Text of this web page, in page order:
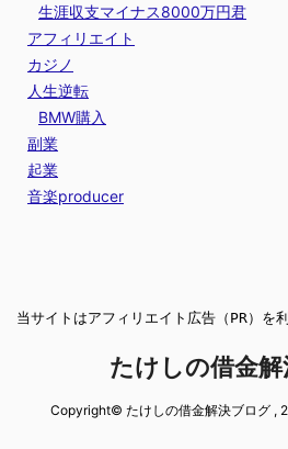
生涯収支マイナス8000万円君
アフィリエイト
カジノ
人生逆転
BMW購入
副業
起業
音楽producer
当サイトはアフィリエイト広告（PR）を
たけしの借金
Copyright© たけしの借金解決ブログ ,